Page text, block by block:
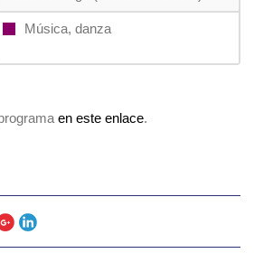
Música, danza
en este enlace.